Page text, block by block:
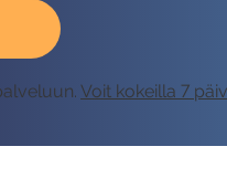
Voit kokeilla 7